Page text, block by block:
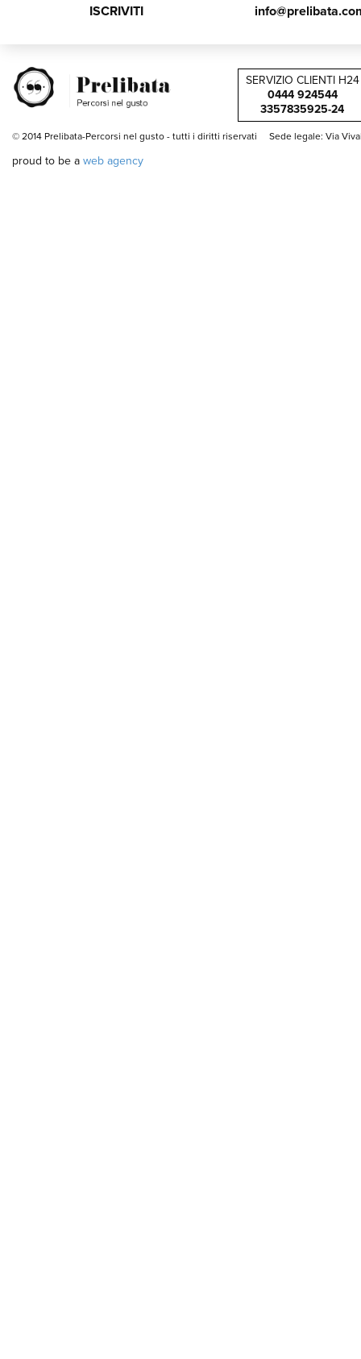
ISCRIVITI
SERVIZIO CLIENTI H24
0444 924544
3357835925-24
© 2014 Prelibata-Percorsi nel gusto - tutti i diritti riservati Sede legale: Via
proud to be a web agency